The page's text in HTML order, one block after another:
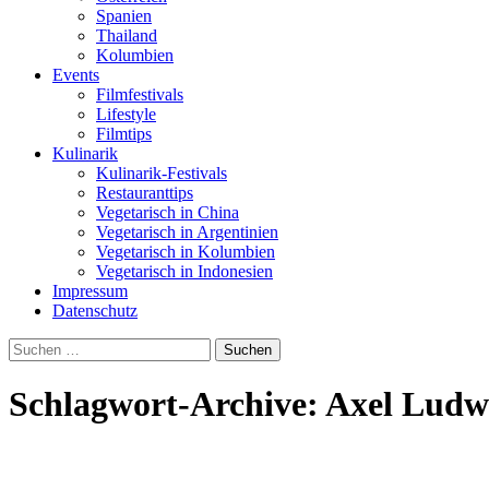
Spanien
Thailand
Kolumbien
Events
Filmfestivals
Lifestyle
Filmtips
Kulinarik
Kulinarik-Festivals
Restauranttips
Vegetarisch in China
Vegetarisch in Argentinien
Vegetarisch in Kolumbien
Vegetarisch in Indonesien
Impressum
Datenschutz
Suchen
nach:
Schlagwort-Archive: Axel